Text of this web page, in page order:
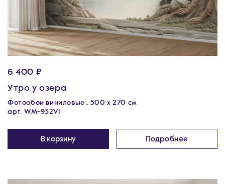
6 400 ₽
Утро у озера
Фотообои виниловые , 500 x 270 см
арт. WM-932V1
В корзину Подробнее